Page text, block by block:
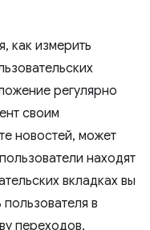
как измерить
регулярно
своим
новостей, может
находят
вкладках вы
в
переходов,